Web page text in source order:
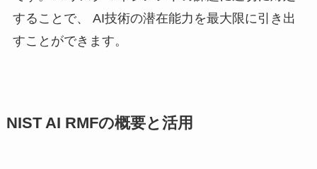
することで、 AI技術の潜在能力を最大限に引き出
すことができます。
NIST AI RMFの概要と活用